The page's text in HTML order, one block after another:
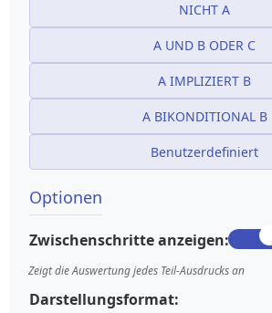
NICHT A
A UND B ODER C
A IMPLIZIERT B
A BIKONDITIONAL B
Benutzerdefiniert
Optionen
Zwischenschritte anzeigen:
Zeigt die Auswertung jedes Teil-Ausdrucks an
Darstellungsformat: